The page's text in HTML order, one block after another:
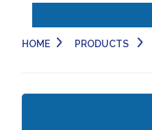
HOME PRODUCTS